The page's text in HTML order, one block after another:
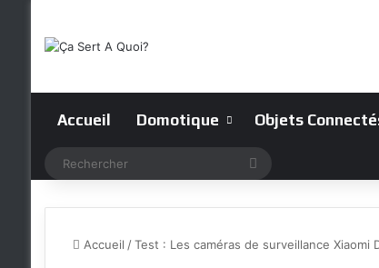
Accueil Domotique Objets
Accueil / Test : Les caméras de surveillance Xiaomi